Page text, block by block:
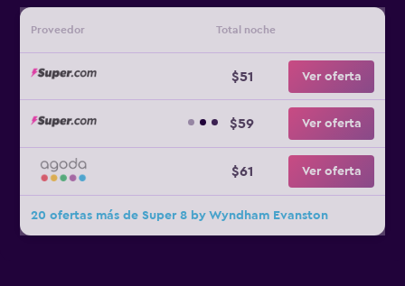
Proveedor Total noche
$51 Ver oferta
$59 Ver oferta
$61 Ver oferta
20 ofertas más de Super 8 by Wyndham Evanston